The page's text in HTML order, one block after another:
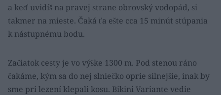
a keď uvidíš na pravej strane obrovský vodopád, si
takmer na mieste. Čaká ťa ešte cca 15 minút stúpania
k nástupnému bodu.
Začiatok cesty je vo výške 1300 m. Pod stenou ráno
čakáme, kým sa do nej slniečko oprie silnejšie, inak by
sme pri lezení klepali kosu. Bikini Variante vedie